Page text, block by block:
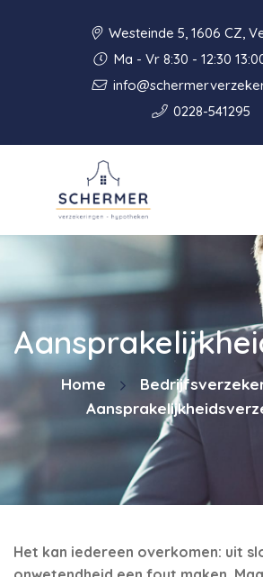
Westeinde 5, 1606 CZ,
Ma - Vr 8:30 - 12:30
0228-541295
Home
Het kan iedereen overkomen: uit